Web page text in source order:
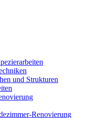
und Strukturen
Renovierung